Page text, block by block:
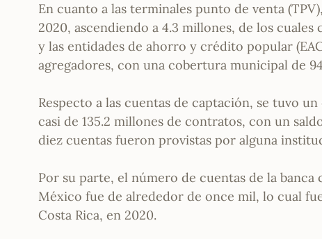
En cuanto a las terminales punto de venta
2020, ascendiendo a 4.3 millones, de los
y las entidades de ahorro y crédito popular
agregadores, con una cobertura municipal de
Respecto a las cuentas de captación, se tuvo
casi de 135.2 millones de contratos, con un
diez cuentas fueron provistas por alguna
Por su parte, el número de cuentas de la
México fue de alrededor de once mil, lo cual
Costa Rica, en 2020.